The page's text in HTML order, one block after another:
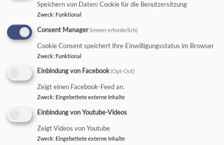
GEMEINDEBRIEF EV5 – ST.-MANG-KIRCHE
NEU: Juni bis August 2026
UNSERE KIRCHE
Speichern von Daten: Cookie für die Benutzersitzung
Zweck: Funktional
Consent Manager(immer erforderlich)
Cookie Consent speichert Ihre Einwilligungsstatus im Browser
Zweck: Funktional
Einbindung von Facebook(Opt-Out)
Zeigt einen Facebook-Feed an.
Zweck: Eingebettete externe Inhalte
Einbindung von Youtube-Videos
Zeigt Videos von Youtube
Zweck: Eingebettete externe Inhalte